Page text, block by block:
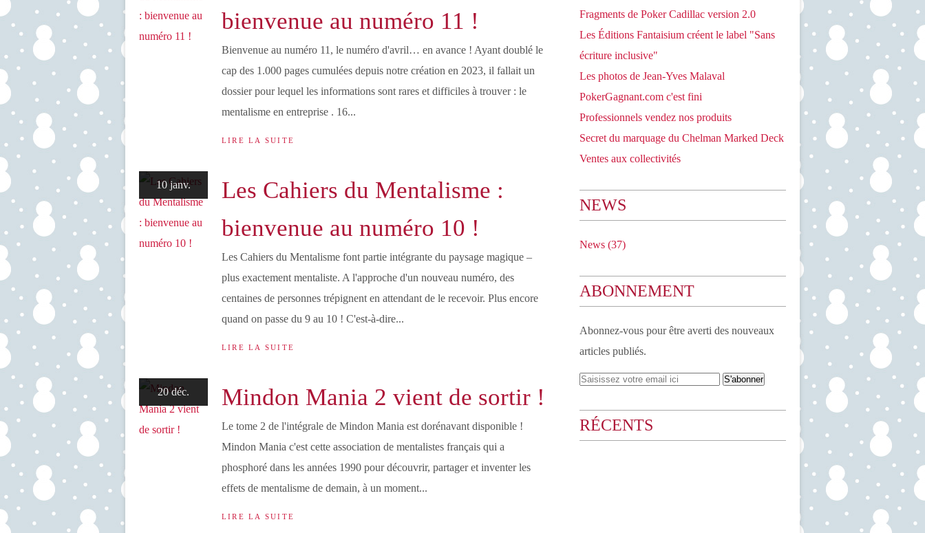
bienvenue au numéro 11 !
Bienvenue au numéro 11, le numéro d'avril… en avance ! Ayant doublé le
cap des 1.000 pages cumulées depuis notre création en 2023, il fallait un
dossier pour lequel les informations sont rares et difficiles à trouver : le
mentalisme en entreprise . 16...
LIRE LA SUITE
10 janv.
Les Cahiers du Mentalisme :
bienvenue au numéro 10 !
Les Cahiers du Mentalisme font partie intégrante du paysage magique –
plus exactement mentaliste. A l'approche d'un nouveau numéro, des
centaines de personnes trépignent en attendant de le recevoir. Plus encore
quand on passe du 9 au 10 ! C'est-à-dire...
LIRE LA SUITE
20 déc. Mindon Mania 2 vient de sortir !
Le tome 2 de l'intégrale de Mindon Mania est dorénavant disponible !
Mindon Mania c'est cette association de mentalistes français qui a
phosphoré dans les années 1990 pour découvrir, partager et inventer les
effets de mentalisme de demain, à un moment...
LIRE LA SUITE
Fragments de Poker Cadillac version 2.0
Les Éditions Fantaisium créent le label "Sans
écriture inclusive"
Les photos de Jean-Yves Malaval
PokerGagnant.com c'est fini
Professionnels vendez nos produits
Secret du marquage du Chelman Marked Deck
Ventes aux collectivités
NEWS
News (37)
ABONNEMENT
Abonnez-vous pour être averti des nouveaux
articles publiés.
RÉCENTS